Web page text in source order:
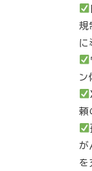
規
に
ン
頼
が
を